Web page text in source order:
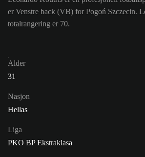
er Venstre back (VB) for Pogoń Szczecin.
totalrangering er 70.
Alder
31
Nasjon
Hellas
Liga
PKO BP Ekstraklasa